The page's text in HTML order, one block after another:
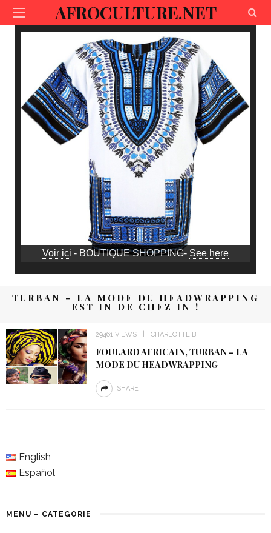
AFROCULTURE.NET
Voir ici - BOUTIQUE SHOPPING- See here
TURBAN – LA MODE DU HEADWRAPPING
EST IN DE CHEZ IN !
29461 VIEWS CHARLOTTE B
FOULARD AFRICAIN, TURBAN – LA
MODE DU HEADWRAPPING
SHARE
English
Español
MENU – CATEGORIE